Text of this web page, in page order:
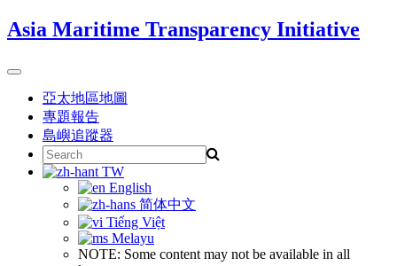
Skip
to
Asia Maritime Transparency Initiative
Toggle
navigation亞太地區地圖
專題報告
島嶼追蹤器
Search
for:
TW
English
简体中文
Tiếng Việt
Melayu
NOTE: Some content may not be available in all